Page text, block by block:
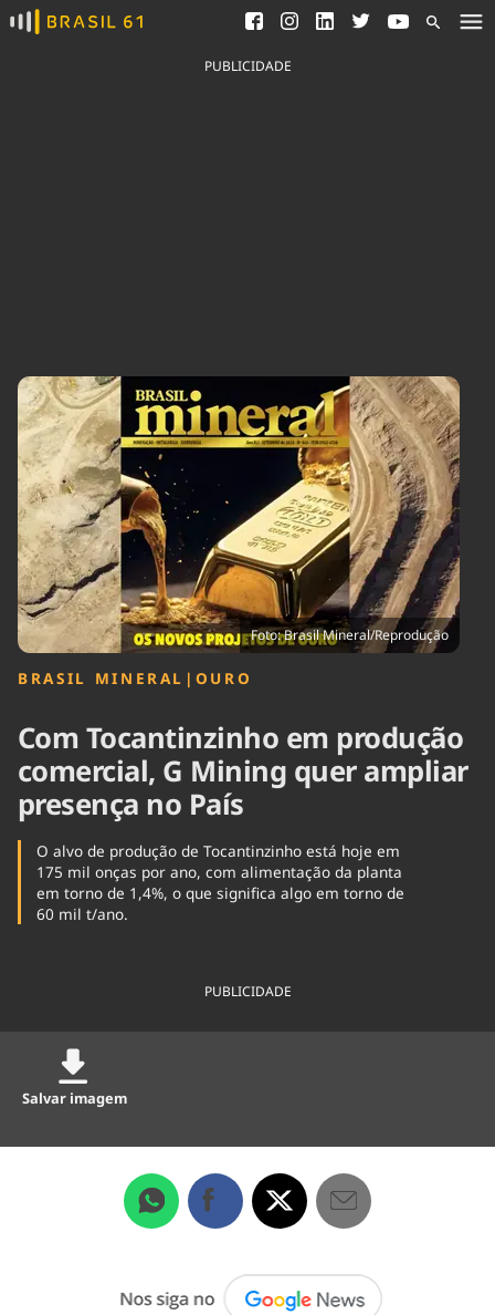
Ver todas as notícias
Saneamento
Indicadores
Agronegócios
Brasil
Brasil Mineral
Ciência &
Tecnologia
Cinema
Comportamento
Cultura
Economia
Educação
Infraestrutura
Internacional
Meio Ambiente
Podcast
Política
Saúde
Tempo
PUBLICIDADE
Foto: Brasil Mineral/Reprodução
BRASIL MINERAL | OURO
Com Tocantinzinho em produção
comercial, G Mining quer ampliar
presença no País
O alvo de produção de Tocantinzinho está hoje em
175 mil onças por ano, com alimentação da planta
em torno de 1,4%, o que significa algo em torno de
60 mil t/ano.
PUBLICIDADE
Salvar imagem